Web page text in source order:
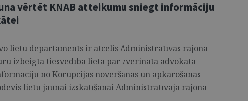
vērtēt KNAB atteikumu sniegt informāciju
lietu departaments ir atcēlis Administratīvās rajona
izbeigta tiesvedība lietā par zvērināta advokāta
no Korupcijas novēršanas un apkarošanas
lietu jaunai izskatīšanai Administratīvajā rajona